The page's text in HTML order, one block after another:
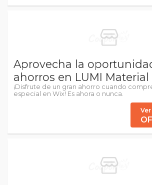
Aprovecha la
ahorros en LUMI
¡Disfrute de un gran ahorro cuando
especial en Wix! Es ahora o nunca.